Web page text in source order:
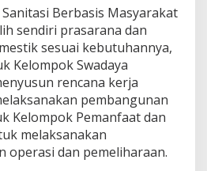
Berbasis Masyarakat
sendiri prasarana dan
sesuai kebutuhannya,
Kelompok Swadaya
rencana kerja
pembangunan
Kelompok Pemanfaat dan
melaksanakan
operasi dan pemeliharaan.